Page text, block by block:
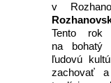
v
Tento
na bohatý
ľudovú
zachovať